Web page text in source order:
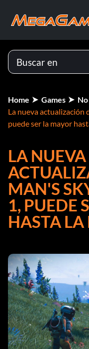
Home Games
La nueva actualización
puede ser la mayor
LA NUEVA
MAN'S
1, PUEDE
HASTA LA